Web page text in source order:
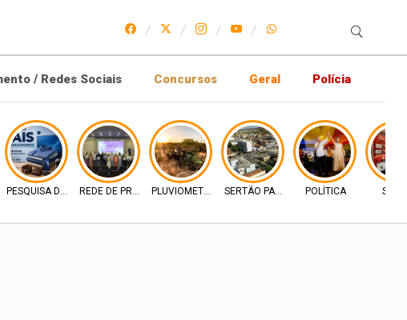
/ Redes Sociais Concursos Geral Polícia
PESQUISA DE MERCADOREDE DE PROTEÇÃOPLUVIOMETRIA SERTÃO PARAIBANOPOLÍTICA